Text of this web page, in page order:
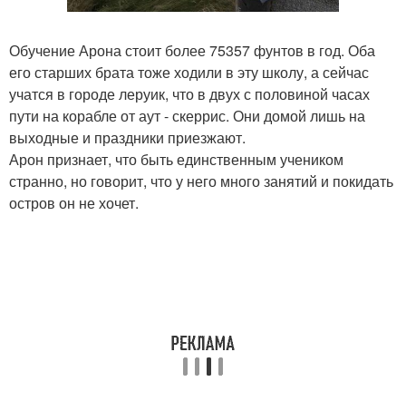
Обучение Арона стоит более 75357 фунтов в год. Оба
его старших брата тоже ходили в эту школу, а сейчас
учатся в городе леруик, что в двух с половиной часах
пути на корабле от аут - скеррис. Они домой лишь на
выходные и праздники приезжают.
Арон признает, что быть единственным учеником
странно, но говорит, что у него много занятий и покидать
остров он не хочет.